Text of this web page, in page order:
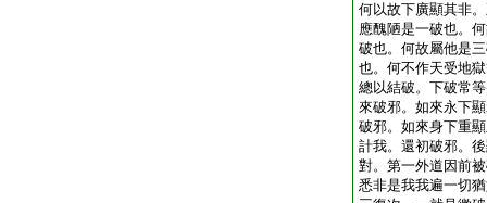
何以故下廣顯其非
應醜陋是一破也。
破也。何故屬他是
也。何不作天受地
總以結破。下破常
來破邪。如來永下
破邪。如來身下重
計我。還初破邪。
對。第一外道因前
悉非是我我遍一切